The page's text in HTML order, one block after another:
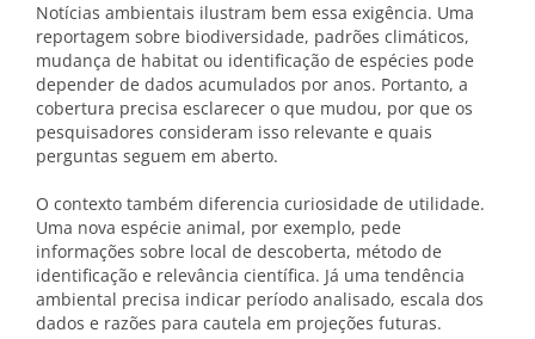
Notícias ambientais ilustram bem essa exigência. Uma
reportagem sobre biodiversidade, padrões climáticos,
mudança de habitat ou identificação de espécies pode
depender de dados acumulados por anos. Portanto, a
cobertura precisa esclarecer o que mudou, por que os
pesquisadores consideram isso relevante e quais
perguntas seguem em aberto.
O contexto também diferencia curiosidade de utilidade.
Uma nova espécie animal, por exemplo, pede
informações sobre local de descoberta, método de
identificação e relevância científica. Já uma tendência
ambiental precisa indicar período analisado, escala dos
dados e razões para cautela em projeções futuras.